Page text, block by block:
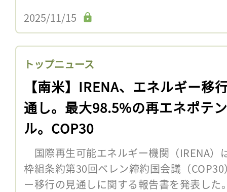
2025/11/15
トップニュース
【南米】IRENA、エネルギー移
通し。最大98.5%の再エネポテ
ル。COP30
国際再生可能エネルギー機関（IRENA）
枠組条約第30回ベレン締約国会議（
ー移行の見通しに関する報告書を発表し